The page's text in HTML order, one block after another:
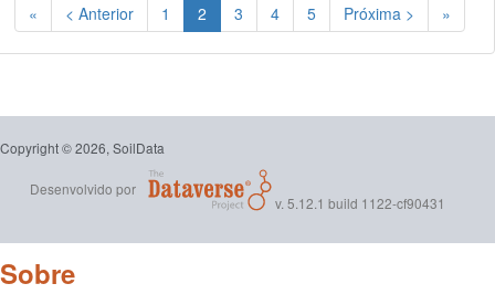
« < Anterior 1 2(Atual)
3 4 5 Próxima > »
Copyright © 2026, SoilData
Desenvolvido por
v. 5.12.1 build 1122-cf90431
Sobre